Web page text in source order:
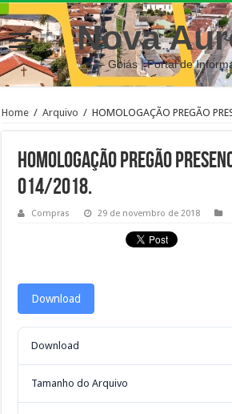
Nova
– Goiás | Portal de
Home / Arquivo / HOMOLOGAÇÃO PREGÃO
HOMOLOGAÇÃO PREGÃO
014/2018.
Compras 29 de novembro de 2018
Download
Download
Tamanho do Arquivo